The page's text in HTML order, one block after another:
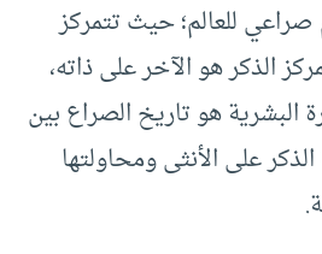
للعالم؛ حيث تتمركز
الذكر هو الآخر على ذاته،
هو تاريخ الصراع بين
على الأنثى ومحاولتها